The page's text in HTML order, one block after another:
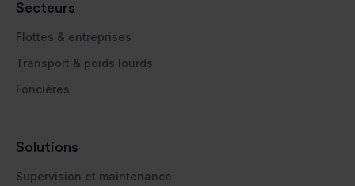
Secteurs
Flottes & entreprises
Transport & poids lourds
Foncières
Solutions
Supervision et maintenance